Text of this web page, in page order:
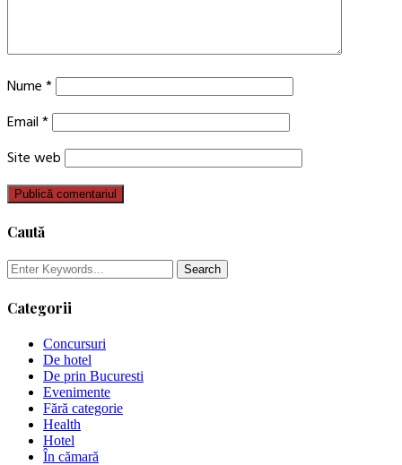
Nume *
Email *
Site web
Caută
Categorii
Concursuri
De hotel
De prin Bucuresti
Evenimente
Fără categorie
Health
Hotel
În cămară